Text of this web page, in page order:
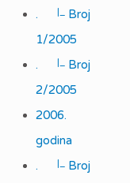
.
|_
Broj
1/2005
.
|_
Broj
2/2005
2006.
godina
.
|_
Broj